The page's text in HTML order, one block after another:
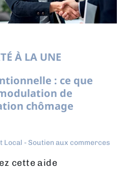
À LA UNE
: ce que
de
chômage
Local - Soutien aux commerces
cette aide